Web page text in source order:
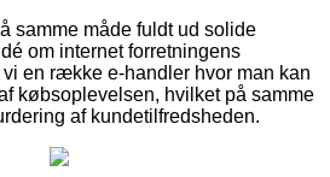
samme måde fuldt ud solide
om internet forretningens
en række e-handler hvor man kan
købsoplevelsen, hvilket på samme
af kundetilfredsheden.